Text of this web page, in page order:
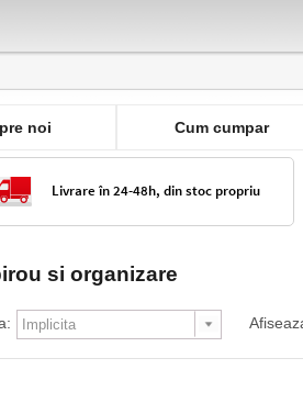
noi Cum cumpar
Livrare în 24-48h, din stoc propriu
si organizare